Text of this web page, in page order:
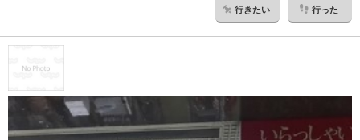
行きたい 行った